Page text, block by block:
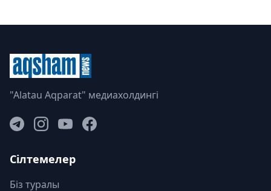
"Alatau Aqparat" медиахолдингі
Сілтемелер
Біз туралы